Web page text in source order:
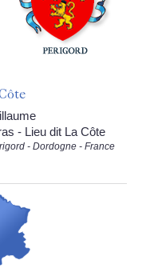
- Lieu dit La Côte
- Dordogne - France